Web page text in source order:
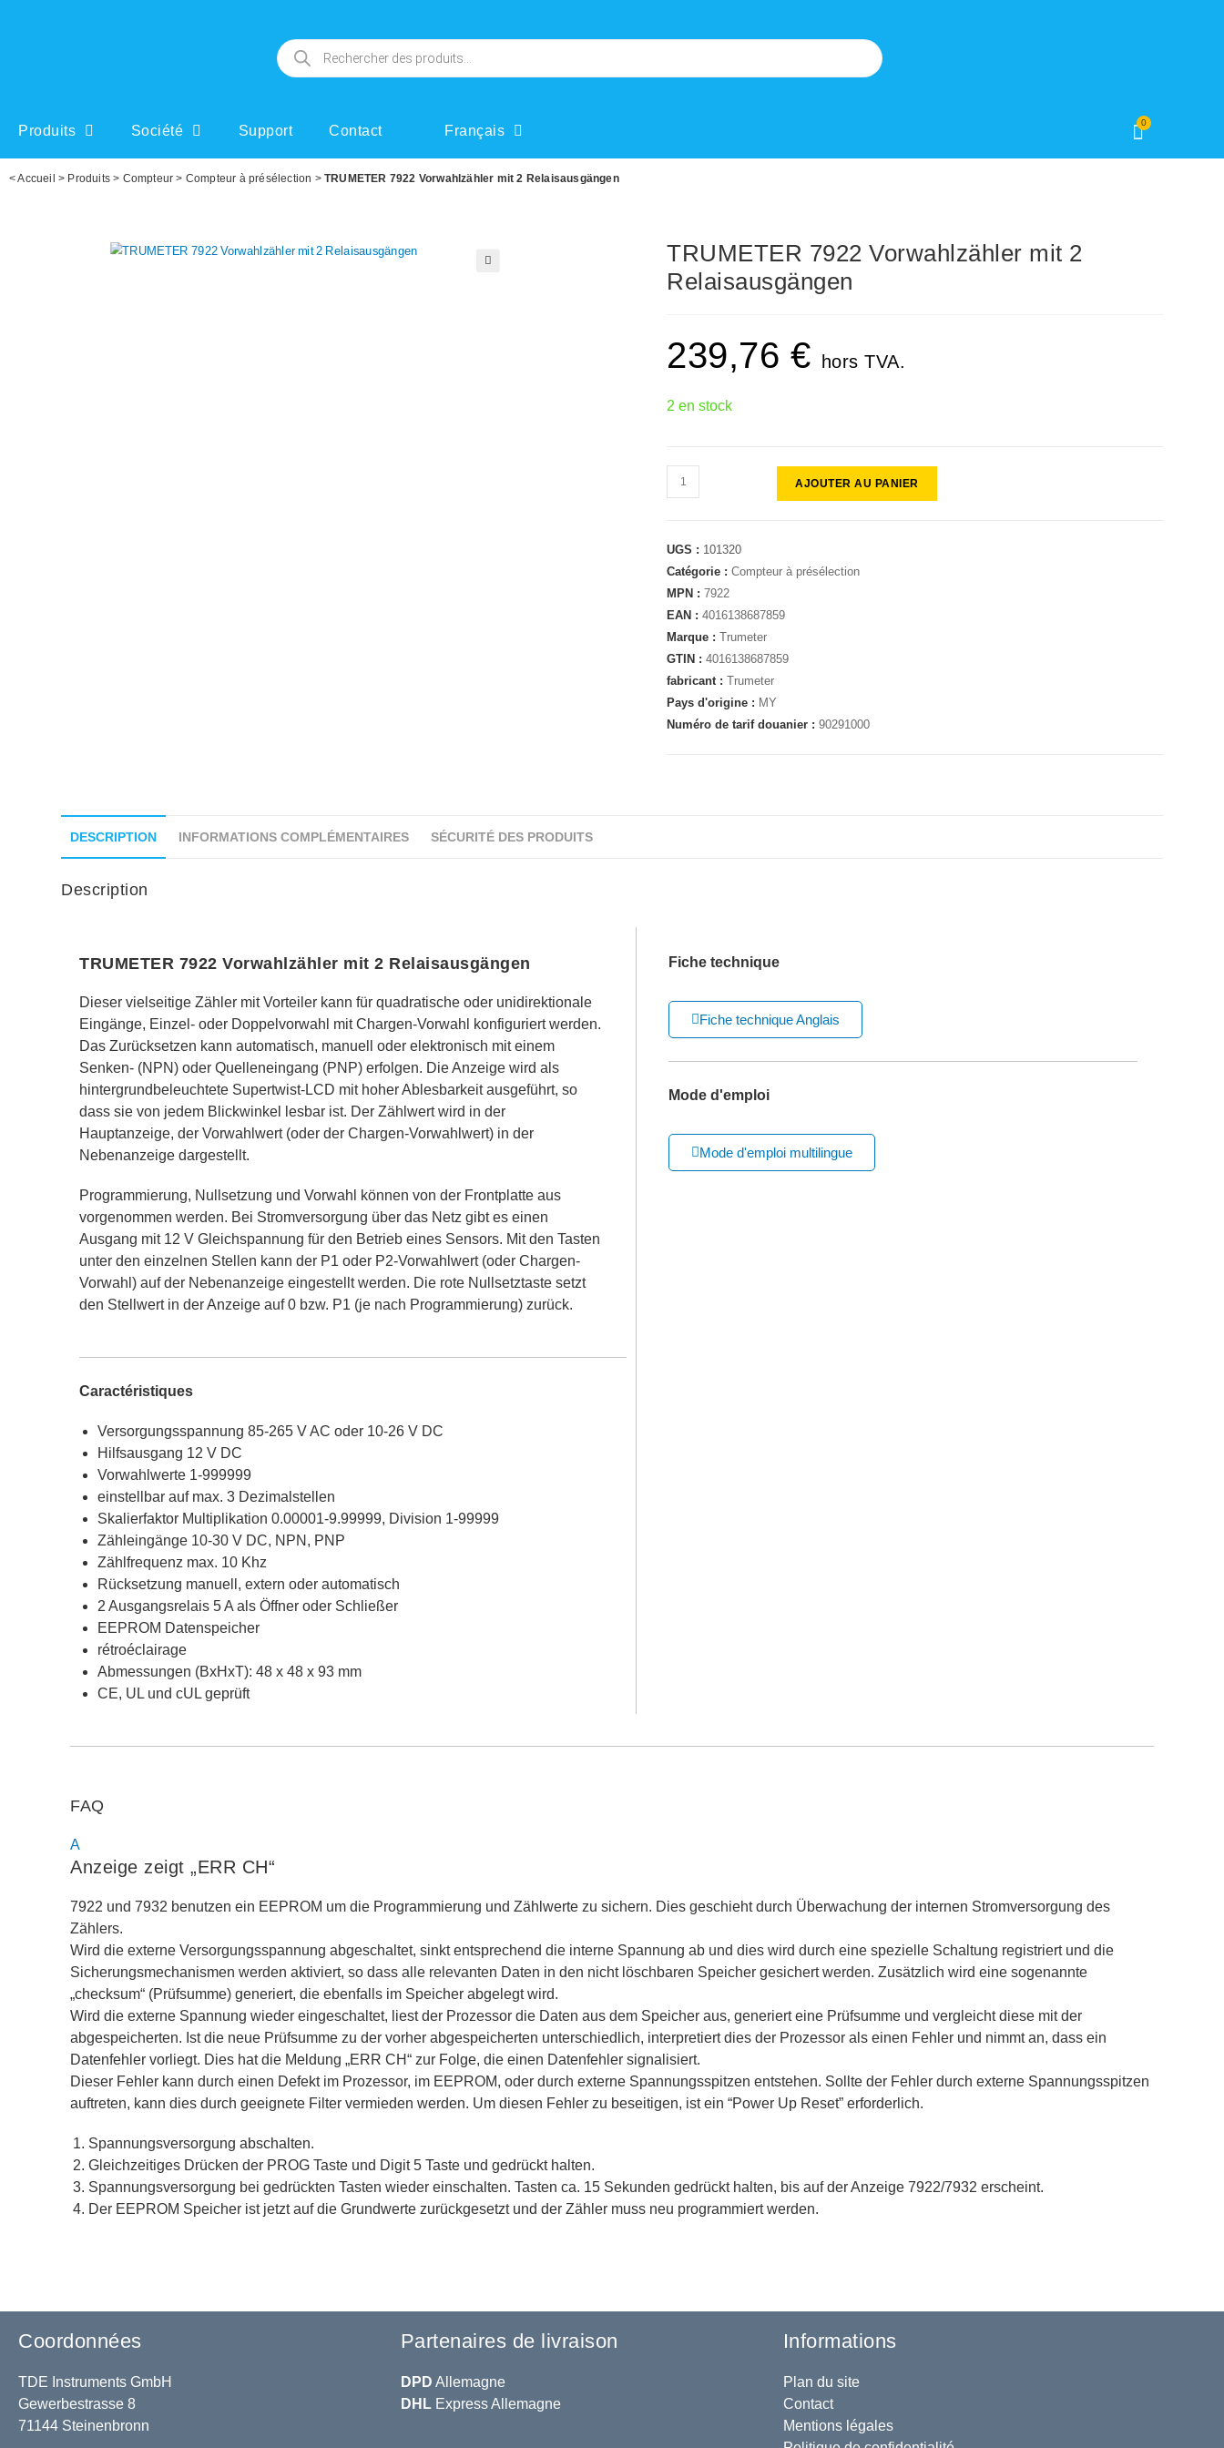
Produits Société Support Contact Français
0
<Accueil > Produits > Compteur > Compteur à présélection >TRUMETER 7922 Vorwahlzähler mit 2 Relaisausgängen
TRUMETER 7922 Vorwahlzähler mit 2
Relaisausgängen
239,76 € hors TVA.
2 en stock
AJOUTER AU PANIER
UGS : 101320
Catégorie :Compteur à présélection
MPN :7922
EAN :4016138687859
Marque :Trumeter
GTIN :4016138687859
fabricant :Trumeter
Pays d'origine : MY
Numéro de tarif douanier :90291000
DESCRIPTION INFORMATIONS COMPLÉMENTAIRES SÉCURITÉ DES PRODUITS
Description
TRUMETER 7922 Vorwahlzähler mit 2 Relaisausgängen
Dieser vielseitige Zähler mit Vorteiler kann für quadratische oder unidirektionale
Eingänge, Einzel- oder Doppelvorwahl mit Chargen-Vorwahl konfiguriert werden.
Das Zurücksetzen kann automatisch, manuell oder elektronisch mit einem
Senken- (NPN) oder Quelleneingang (PNP) erfolgen. Die Anzeige wird als
hintergrundbeleuchtete Supertwist-LCD mit hoher Ablesbarkeit ausgeführt, so
dass sie von jedem Blickwinkel lesbar ist. Der Zählwert wird in der
Hauptanzeige, der Vorwahlwert (oder der Chargen-Vorwahlwert) in der
Nebenanzeige dargestellt.
Programmierung, Nullsetzung und Vorwahl können von der Frontplatte aus
vorgenommen werden. Bei Stromversorgung über das Netz gibt es einen
Ausgang mit 12 V Gleichspannung für den Betrieb eines Sensors. Mit den Tasten
unter den einzelnen Stellen kann der P1 oder P2-Vorwahlwert (oder Chargen-
Vorwahl) auf der Nebenanzeige eingestellt werden. Die rote Nullsetztaste setzt
den Stellwert in der Anzeige auf 0 bzw. P1 (je nach Programmierung) zurück.
Caractéristiques
Versorgungsspannung 85-265 V AC oder 10-26 V DC
Hilfsausgang 12 V DC
Vorwahlwerte 1-999999
einstellbar auf max. 3 Dezimalstellen
Skalierfaktor Multiplikation 0.00001-9.99999, Division 1-99999
Zähleingänge 10-30 V DC, NPN, PNP
Zählfrequenz max. 10 Khz
Rücksetzung manuell, extern oder automatisch
2 Ausgangsrelais 5 A als Öffner oder Schließer
EEPROM Datenspeicher
rétroéclairage
Abmessungen (BxHxT): 48 x 48 x 93 mm
CE, UL und cUL geprüft
Fiche technique
Fiche technique Anglais
Mode d'emploi
Mode d'emploi multilingue
FAQ
A
Anzeige zeigt „ERR CH“
7922 und 7932 benutzen ein EEPROM um die Programmierung und Zählwerte zu sichern. Dies geschieht durch Überwachung der internen Stromversorgung des
Zählers.
Wird die externe Versorgungsspannung abgeschaltet, sinkt entsprechend die interne Spannung ab und dies wird durch eine spezielle Schaltung registriert und die
Sicherungsmechanismen werden aktiviert, so dass alle relevanten Daten in den nicht löschbaren Speicher gesichert werden. Zusätzlich wird eine sogenannte
„checksum“ (Prüfsumme) generiert, die ebenfalls im Speicher abgelegt wird.
Wird die externe Spannung wieder eingeschaltet, liest der Prozessor die Daten aus dem Speicher aus, generiert eine Prüfsumme und vergleicht diese mit der
abgespeicherten. Ist die neue Prüfsumme zu der vorher abgespeicherten unterschiedlich, interpretiert dies der Prozessor als einen Fehler und nimmt an, dass ein
Datenfehler vorliegt. Dies hat die Meldung „ERR CH“ zur Folge, die einen Datenfehler signalisiert.
Dieser Fehler kann durch einen Defekt im Prozessor, im EEPROM, oder durch externe Spannungsspitzen entstehen. Sollte der Fehler durch externe Spannungsspitzen
auftreten, kann dies durch geeignete Filter vermieden werden. Um diesen Fehler zu beseitigen, ist ein “Power Up Reset” erforderlich.
Spannungsversorgung abschalten.
Gleichzeitiges Drücken der PROG Taste und Digit 5 Taste und gedrückt halten.
Spannungsversorgung bei gedrückten Tasten wieder einschalten. Tasten ca. 15 Sekunden gedrückt halten, bis auf der Anzeige 7922/7932 erscheint.
Der EEPROM Speicher ist jetzt auf die Grundwerte zurückgesetzt und der Zähler muss neu programmiert werden.
Coordonnées
TDE Instruments GmbH
Gewerbestrasse 8
71144 Steinenbronn
Partenaires de livraison
DPD Allemagne
DHLExpress Allemagne
Informations
Plan du site
Contact
Mentions légales